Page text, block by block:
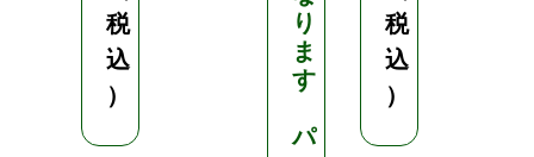
税
込
）
り
ま
す
パ
税
込
）